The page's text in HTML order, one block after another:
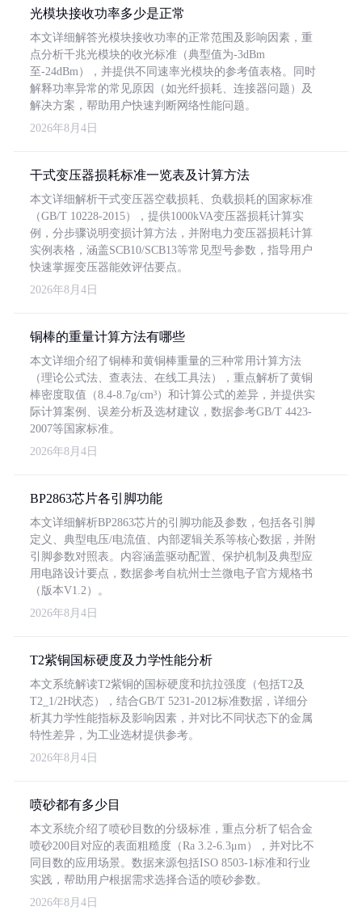
光模块接收功率多少是正常
本文详细解答光模块接收功率的正常范围及影响因素，重
点分析千兆光模块的收光标准（典型值为-3dBm
至-24dBm），并提供不同速率光模块的参考值表格。同时
解释功率异常的常见原因（如光纤损耗、连接器问题）及
解决方案，帮助用户快速判断网络性能问题。
2026年8月4日
干式变压器损耗标准一览表及计算方法
本文详细解析干式变压器空载损耗、负载损耗的国家标准
（GB/T 10228-2015），提供1000kVA变压器损耗计算实
例，分步骤说明变损计算方法，并附电力变压器损耗计算
实例表格，涵盖SCB10/SCB13等常见型号参数，指导用户
快速掌握变压器能效评估要点。
2026年8月4日
铜棒的重量计算方法有哪些
本文详细介绍了铜棒和黄铜棒重量的三种常用计算方法
（理论公式法、查表法、在线工具法），重点解析了黄铜
棒密度取值（8.4-8.7g/cm³）和计算公式的差异，并提供实
际计算案例、误差分析及选材建议，数据参考GB/T 4423-
2007等国家标准。
2026年8月4日
BP2863芯片各引脚功能
本文详细解析BP2863芯片的引脚功能及参数，包括各引脚
定义、典型电压/电流值、内部逻辑关系等核心数据，并附
引脚参数对照表。内容涵盖驱动配置、保护机制及典型应
用电路设计要点，数据参考自杭州士兰微电子官方规格书
（版本V1.2）。
2026年8月4日
T2紫铜国标硬度及力学性能分析
本文系统解读T2紫铜的国标硬度和抗拉强度（包括T2及
T2_1/2H状态），结合GB/T 5231-2012标准数据，详细分
析其力学性能指标及影响因素，并对比不同状态下的金属
特性差异，为工业选材提供参考。
2026年8月4日
喷砂都有多少目
本文系统介绍了喷砂目数的分级标准，重点分析了铝合金
喷砂200目对应的表面粗糙度（Ra 3.2-6.3μm），并对比不
同目数的应用场景。数据来源包括ISO 8503-1标准和行业
实践，帮助用户根据需求选择合适的喷砂参数。
2026年8月4日